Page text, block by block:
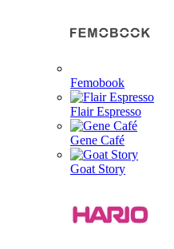
Femobook
Flair Espresso
Gene Café
Goat Story